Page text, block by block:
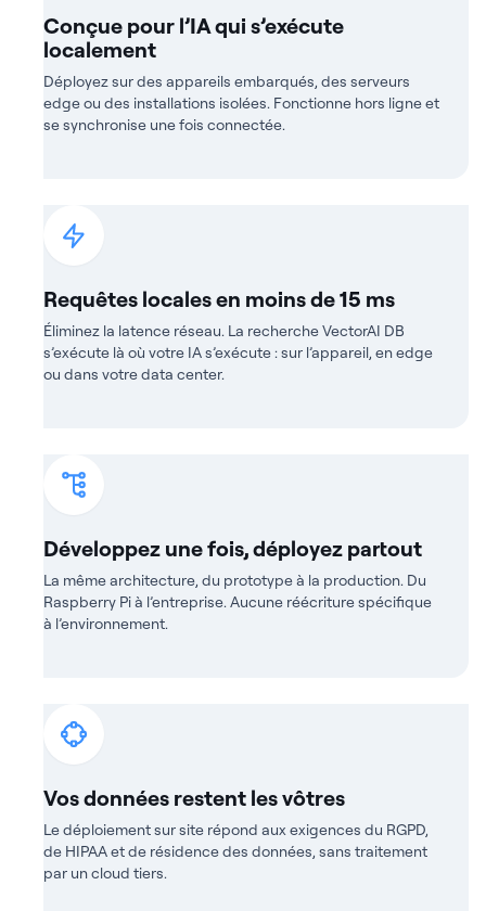
Conçue pour l’IA qui s’exécute
localement
Déployez sur des appareils embarqués, des serveurs
edge ou des installations isolées. Fonctionne hors ligne et
se synchronise une fois connectée.
Requêtes locales en moins de 15 ms
Éliminez la latence réseau. La recherche VectorAI DB
s’exécute là où votre IA s’exécute : sur l’appareil, en edge
ou dans votre data center.
Développez une fois, déployez partout
La même architecture, du prototype à la production. Du
Raspberry Pi à l’entreprise. Aucune réécriture spécifique
à l’environnement.
Vos données restent les vôtres
Le déploiement sur site répond aux exigences du RGPD,
de HIPAA et de résidence des données, sans traitement
par un cloud tiers.